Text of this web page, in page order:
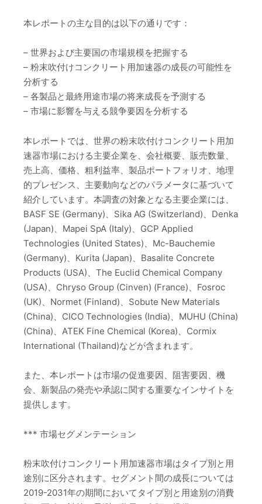
本レポートの主な目的は以下の通りです：
– 世界および主要国の市場規模を把握する
– 粉末吹付けコンクリート用加速器の成長の可能性を
分析する
– 各製品と最終用途市場の将来成長を予測する
– 市場に影響を与える競争要因を分析する
本レポートでは、世界の粉末吹付けコンクリート用加
速器市場における主要企業を、会社概要、販売数量、
売上高、価格、粗利益率、製品ポートフォリオ、地理
的プレゼンス、主要動向などのパラメータに基づいて
紹介しています。本調査の対象となる主要企業には、
BASF SE (Germany)、Sika AG (Switzerland)、Denka
(Japan)、Mapei SpA (Italy)、GCP Applied
Technologies (United States)、Mc-Bauchemie
(Germany)、Kurita (Japan)、Basalite Concrete
Products (USA)、The Euclid Chemical Company
(USA)、Chryso Group (Cinven) (France)、Fosroc
(UK)、Normet (Finland)、Sobute New Materials
(China)、CICO Technologies (India)、MUHU (China)
(China)、ATEK Fine Chemical (Korea)、Cormix
International (Thailand)などが含まれます。
また、本レポートは市場の促進要因、阻害要因、機
会、新製品の発売や承認に関する重要なインサイトを
提供します。
*** 市場セグメンテーション
粉末吹付けコンクリート用加速器市場はタイプ別と用
途別に区分されます。セグメント間の成長については
2019-2031年の期間においてタイプ別と用途別の消費